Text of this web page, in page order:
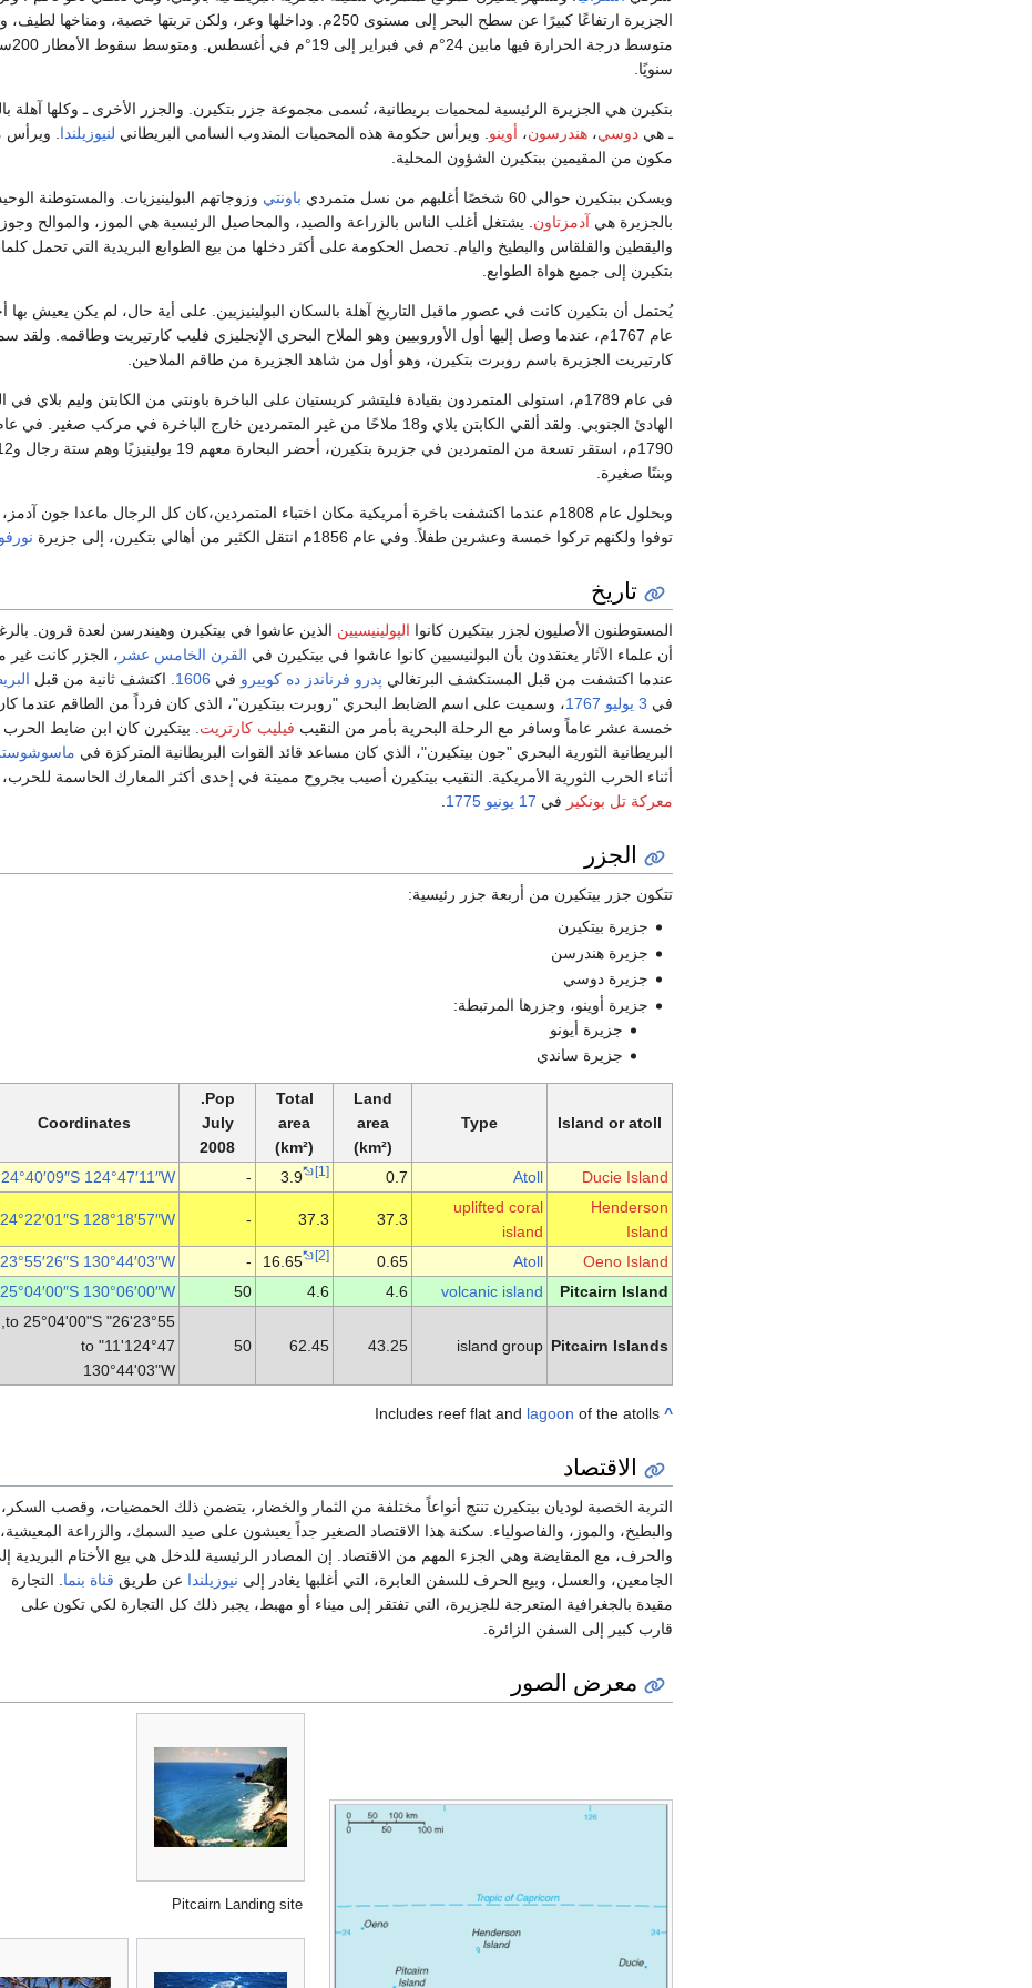
الجزيرة ارتفاعًا كبيرًا عن سطح البحر إلى مستوى 250م. وداخلها وعر، ولكن تربتها خصبة، ومناخها
متوسط درجة الحرارة فيها مابين 24°م في
سنويًا.
بتكيرن هي الجزيرة الرئيسية لمحميات بريطانية، تُسمى مجموعة جزر بتكيرن. والجزر الأخرى ـ وكلها آهلة
ـ هي دوسي، هندرسون، أوينو . ويرأس حكومة هذه المحميات المندوب السامي البريطاني لنيوزيلندا .
مكون من المقيمين ببتكيرن الشؤون المحلية.
ويسكن ببتكيرن حوالي 60 شخصًا أغلبهم من نسل متمردي باونتي وزوجاتهم البولينيزيات. والمستوطنة
بالجزيرة هي آدمزتاون . يشتغل أغلب الناس بالزراعة والصيد، والمحاصيل الرئيسية هي الموز، والموالح وجوز
واليقطين والقلقاس والبطيخ واليام. تحصل الحكومة على أكثر دخلها من بيع الطوابع البريدية التي تحمل
بتكيرن إلى جميع هواة الطوابع.
يُحتمل أن بتكيرن كانت في عصور ماقبل التاريخ آهلة بالسكان البولينيزيين. على أية حال، لم يكن يعيش بها
عام 1767م، عندما وصل إليها أول الأوروبيين وهو الملاح البحري الإنجليزي فليب كارتيريت وطاقمه. ولقد
كارتيريت الجزيرة باسم روبرت بتكيرن، وهو أول من شاهد الجزيرة من طاقم الملاحين.
في عام 1789م، استولى المتمردون بقيادة فليتشر كريستيان على الباخرة باونتي من الكابتن وليم بلاي في
الهادئ الجنوبي. ولقد ألقي الكابتن بلاي و18 ملاحًا من غير المتمردين خارج الباخرة في مركب صغير. في
وبنتًا صغيرة.
وبحلول عام 1808م عندما اكتشفت باخرة أمريكية مكان اختباء المتمردين،كان كل الرجال ماعدا جون
توفوا ولكنهم تركوا خمسة وعشرين طفلاً. وفي عام 1856م انتقل الكثير من أهالي بتكيرن، إلى جزيرة
تاريخ
المستوطنون الأصليون لجزر بيتكيرن كانوا الپولينيسيين الذين عاشوا في بيتكيرن وهيندرسن لعدة قرون.
أن علماء الآثار يعتقدون بأن البولنيسيين كانوا عاشوا في بيتكيرن في القرن الخامس عشر ، الجزر كانت غير
عندما اكتشفت من قبل المستكشف البرتغالي پدرو فرناندز ده كوييرو في 1606 . اكتشف ثانية من قبل
في 3 يوليو 1767، وسميت على اسم الضابط البحري "روبرت بيتكيرن"، الذي كان فرداً من الطاقم عندما
خمسة عشر عاماً وسافر مع الرحلة البحرية بأمر من النقيب فيليب كارتريت . بيتكيرن كان ابن ضابط الحرب
البريطانية الثورية البحري "جون بيتكيرن"، الذي كان مساعد قائد القوات البريطانية المتركزة في
أثناء الحرب الثورية الأمريكية. النقيب بيتكيرن أصيب بجروح مميتة في إحدى أكثر المعارك الحاسمة
معركة تل بونكير في 17 يونيو 1775
الجزر
تتكون جزر بيتكيرن من أربعة جزر رئيسية:
جزيرة بيتكيرن
جزيرة هندرسن
جزيرة دوسي
جزيرة أوينو، وجزرها المرتبطة:
جزيرة أيونو
جزيرة ساندي
Island or atoll
Type
Land
area
(km²)
Total
area
(km²)
Pop.
July
2008
Coordinates
Ducie Island
Atoll
0.7
3.9 [1]
-
24°40′09″S 124°47′11″W
Henderson
Island
uplifted coral
island
37.3
37.3
-
24°22′01″S 128°18′57″W
Oeno Island
Atoll
0.65
16.65 [2]
-
23°55′26″S 130°44′03″W
Pitcairn Island
volcanic island
4.6
4.6
50
25°04′00″S 130°06′00″W
Pitcairn Islands
island group
43.25
62.45
50
23°55'26" to 25°04'00"S,
124°47'11" to
130°44'03"W
^
lagoon of the atolls
الاقتصاد
التربة الخصبة لوديان بيتكيرن تنتج أنواعاً مختلفة من الثمار والخضار، يتضمن ذلك الحمضيات، وقصب السكر،
والبطيخ، والموز، والفاصولياء. سكنة هذا الاقتصاد الصغير جداً يعيشون على صيد السمك، والزراعة المعيشية،
والحرف، مع المقايضة وهي الجزء المهم من الاقتصاد. إن المصادر الرئيسية للدخل هي بيع الأختام البريدية
الجامعين، والعسل، وبيع الحرف للسفن العابرة، التي أغلبها يغادر إلى نيوزيلندا عن طريق قناة بنما. التجارة
مقيدة بالجغرافية المتعرجة للجزيرة، التي تفتقر إلى ميناء أو مهبط، يجبر ذلك كل التجارة لكي تكون على
قارب كبير إلى السفن الزائرة.
معرض الصور
Pitcairn Landing site